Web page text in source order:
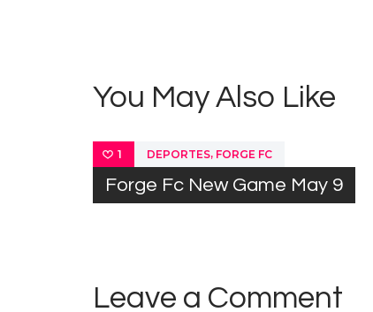
You May Also Like
1 DEPORTES, FORGE FC
Forge Fc New Game May 9
Leave a Comment